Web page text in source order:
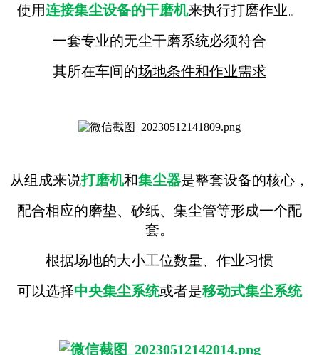
使用连接集尘设备的干磨机来执行打磨作业。
一套专业的无尘干磨系统必须符合
其所在车间的场地条件和作业需求
从组成来说打磨机和集尘器是整套设备的核心，
配合相应的磨垫、砂纸、集尘管等形成一个配
套。
根据场地的大小工位数量、作业习惯
可以选择中央集尘系统或者是移动式集尘系统